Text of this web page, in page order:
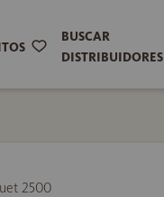
BUSCAR
DISTRIBUIDORES
2500